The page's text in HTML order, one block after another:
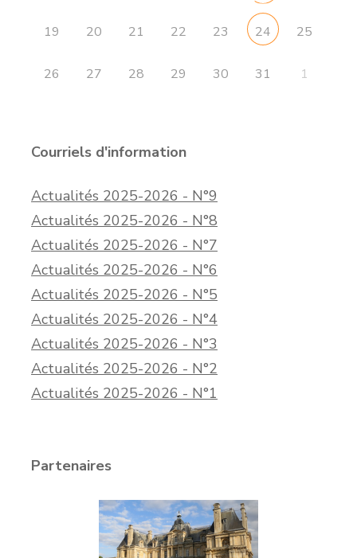
19 20 21 22 23 24 25
26 27 28 29 30 31 1
Courriels d'information
Actualités 2025-2026 - N°9
Actualités 2025-2026 - N°8
Actualités 2025-2026 - N°7
Actualités 2025-2026 - N°6
Actualités 2025-2026 - N°5
Actualités 2025-2026 - N°4
Actualités 2025-2026 - N°3
Actualités 2025-2026 - N°2
Actualités 2025-2026 - N°1
Partenaires